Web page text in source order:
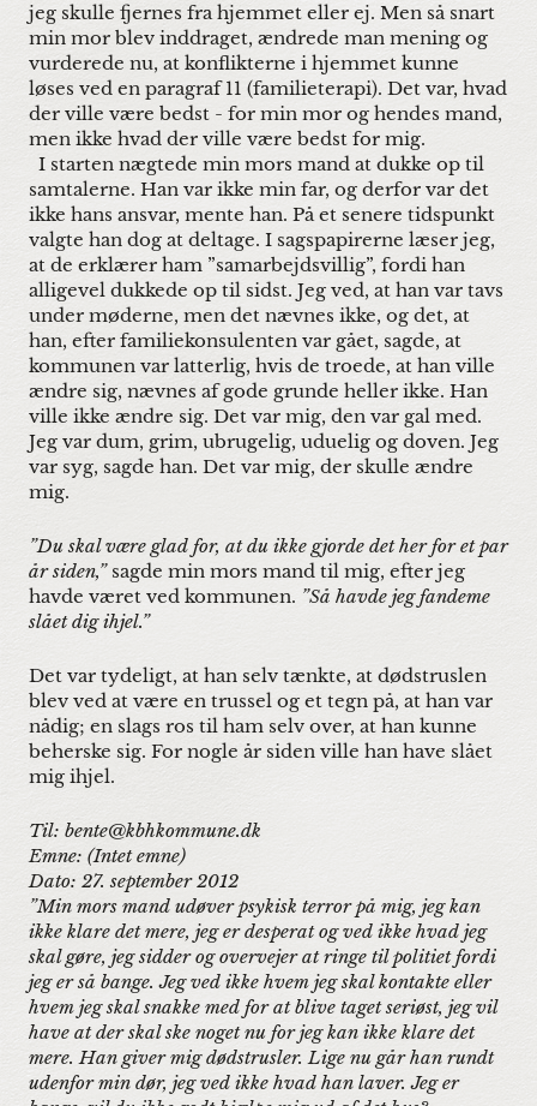
jeg skulle fjernes fra hjemmet eller ej. Men så snart
min mor blev inddraget, ændrede man mening og
vurderede nu, at konflikterne i hjemmet kunne
løses ved en paragraf 11 (familieterapi). Det var, hvad
der ville være bedst - for min mor og hendes mand,
men ikke hvad der ville være bedst for mig.
I starten nægtede min mors mand at dukke op til
samtalerne. Han var ikke min far, og derfor var det
ikke hans ansvar, mente han. På et senere tidspunkt
valgte han dog at deltage. I sagspapirerne læser jeg,
at de erklærer ham ”samarbejdsvillig”, fordi han
alligevel dukkede op til sidst. Jeg ved, at han var tavs
under møderne, men det nævnes ikke, og det, at
han, efter familiekonsulenten var gået, sagde, at
kommunen var latterlig, hvis de troede, at han ville
ændre sig, nævnes af gode grunde heller ikke. Han
ville ikke ændre sig. Det var mig, den var gal med.
Jeg var dum, grim, ubrugelig, uduelig og doven. Jeg
var syg, sagde han. Det var mig, der skulle ændre
mig.
”Du skal være glad for, at du ikke gjorde det her for et par
år siden,”sagde min mors mand til mig, efter jeg
havde været ved kommunen. ”Så havde jeg fandeme
slået dig ihjel.”
Det var tydeligt, at han selv tænkte, at dødstruslen
blev ved at være en trussel og et tegn på, at han var
nådig; en slags ros til ham selv over, at han kunne
beherske sig. For nogle år siden ville han have slået
mig ihjel.
Til: bente@kbhkommune.dk
Emne: (Intet emne)
Dato: 27. september 2012
”Min mors mand udøver psykisk terror på mig, jeg kan
ikke klare det mere, jeg er desperat og ved ikke hvad jeg
skal gøre, jeg sidder og overvejer at ringe til politiet fordi
jeg er så bange. Jeg ved ikke hvem jeg skal kontakte eller
hvem jeg skal snakke med for at blive taget seriøst, jeg vil
have at der skal ske noget nu for jeg kan ikke klare det
mere. Han giver mig dødstrusler. Lige nu går han rundt
udenfor min dør, jeg ved ikke hvad han laver. Jeg er